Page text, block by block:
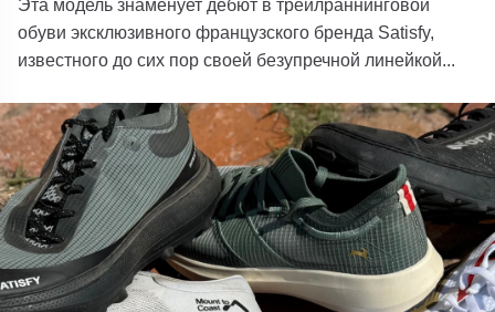
Эта модель знаменует дебют в трейлраннинговой
обуви эксклюзивного французского бренда Satisfy,
известного до сих пор своей безупречной линейкой...